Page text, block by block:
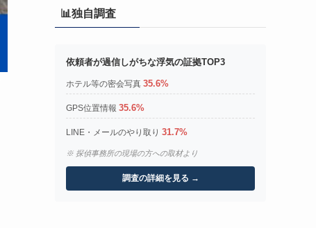
📊独自調査
依頼者が過信しがちな浮気の証拠TOP3
ホテル等の密会写真 35.6%
GPS位置情報 35.6%
LINE・メールのやり取り 31.7%
※ 探偵事務所の現場の方への取材より
調査の詳細を見る →